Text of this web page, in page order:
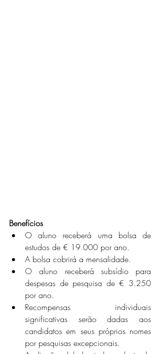
Benefícios
O aluno receberá uma bolsa de
estudos de € 19.000 por ano.
A bolsa cobrirá a mensalidade.
O aluno receberá subsídio para
despesas de pesquisa de € 3.250
por ano.
Recompensas individuais
significativas serão dadas aos
candidatos em seus próprios nomes
por pesquisas excepcionais.